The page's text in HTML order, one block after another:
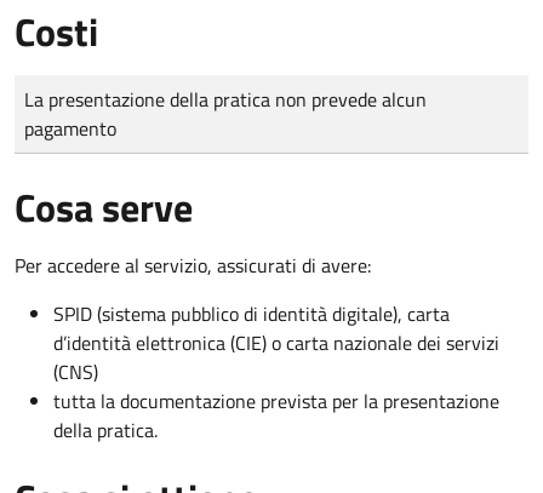
Costi
Tipo di pagamento
Importo
La presentazione della pratica non prevede alcun
pagamento
Cosa serve
Per accedere al servizio, assicurati di avere:
SPID (sistema pubblico di identità digitale), carta
d’identità elettronica (CIE) o carta nazionale dei servizi
(CNS)
tutta la documentazione prevista per la presentazione
della pratica.